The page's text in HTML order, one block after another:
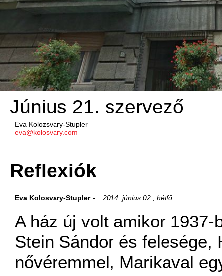
Június 21. szervező
Eva Kolozsvary-Stupler
eva@kolosvary.com
Reflexiók
Eva Kolosvary-Stupler 2014. június 02., hétfő
A ház új volt amikor
Stein Sándor és felesége,
nővéremmel, Marikaval